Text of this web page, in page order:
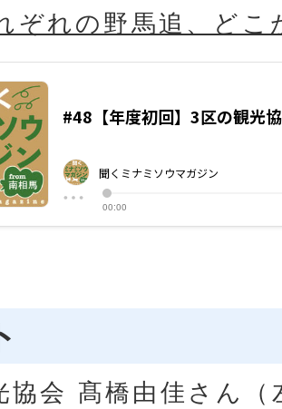
ぞれの野馬追、どこ
協会 髙橋由佳さん（